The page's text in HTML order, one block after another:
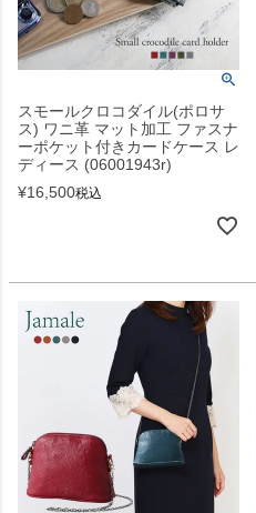
スモールクロコダイル(ポロサ
ス) ワニ革 マット加工 ファスナ
ーポケット付きカードケース レ
ディース (06001943r)
¥16,500税込